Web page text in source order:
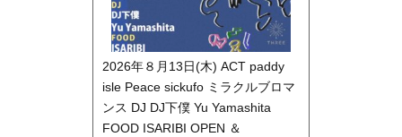
2026年８月13日(木) ACT paddy
isle Peace sickufo ミラクルブロマ
ンス DJ DJ下僕 Yu Yamashita
FOOD ISARIBI OPEN ＆